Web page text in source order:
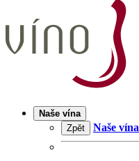
Naše vína
Zpět
Naše vína